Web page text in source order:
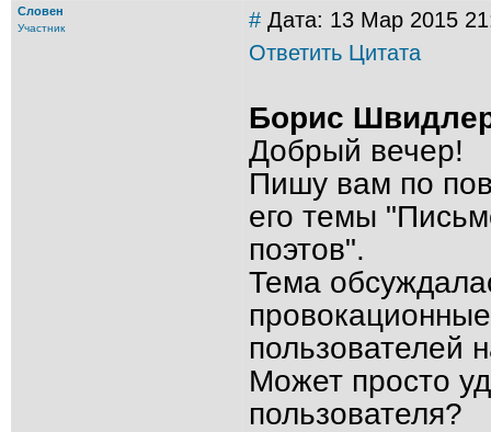
Словен
Участник # Дата: 13 Мар 2015
Ответить Цитата
Борис
Добрый вечер!
Пишу вам по
его темы
поэтов".
Тема
пользователей
Может просто
пользователя?